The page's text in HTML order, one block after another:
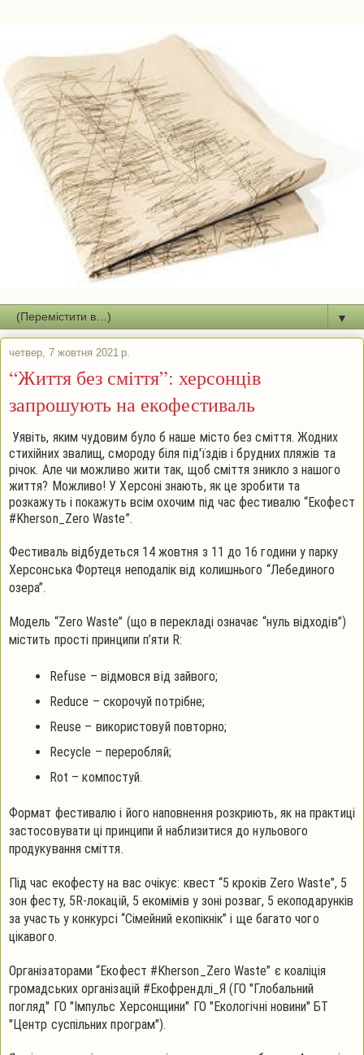
▼
четвер, 7 жовтня 2021 р.
“Життя без сміття”: херсонців
запрошують на екофестиваль
Уявіть, яким чудовим було б наше місто без сміття. Жодних
стихійних звалищ, смороду біля під'їздів і брудних пляжів та
річок. Але чи можливо жити так, щоб сміття зникло з нашого
життя? Можливо! У Херсоні знають, як це зробити та
розкажуть і покажуть всім охочим під час фестивалю “Екофест
#Kherson_Zero Waste”.
Фестиваль відбудеться 14 жовтня з 11 до 16 години у парку
Херсонська Фортеця неподалік від колишнього “Лебединого
озера”.
Модель “Zero Waste” (що в перекладі означає “нуль відходів”)
містить прості принципи п’яти R:
Refuse – відмовся від зайвого;
Reduce – скорочуй потрібне;
Reuse – використовуй повторно;
Recycle – переробляй;
Rot – компостуй.
Формат фестивалю і його наповнення розкриють, як на практиці
застосовувати ці принципи й наблизитися до нульового
продукування сміття.
Під час екофесту на вас очікує: квест “5 кроків Zero Waste”, 5
зон фесту, 5R-локацій, 5 екомімів у зоні розваг, 5 екоподарунків
за участь у конкурсі “Сімейний екопікнік” і ще багато чого
цікавого.
Організаторами “Екофест #Kherson_Zero Waste” є коаліція
громадських організацій #Екофрендлі_Я (ГО "Глобальний
погляд" ГО "Імпульс Херсонщини" ГО "Екологічні новини" БТ
"Центр суспільних програм").